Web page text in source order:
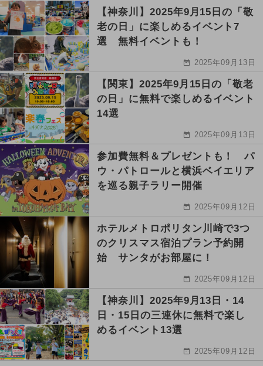
【神奈川】2025年9月15日の「敬
老の日」に楽しめるイベント7
選 無料イベントも！
2025年09月13日
【関東】2025年9月15日の「敬老
の日」に無料で楽しめるイベント
14選
2025年09月13日
参加費無料＆プレゼントも！ パ
ウ・パトロールと横浜ベイエリア
を巡る親子ラリー開催
2025年09月12日
ホテルメトロポリタン川崎で3つ
のクリスマス宿泊プラン予約開
始 サンタがお部屋に！
2025年09月12日
【神奈川】2025年9月13日・14
日・15日の三連休に無料で楽し
めるイベント13選
2025年09月12日